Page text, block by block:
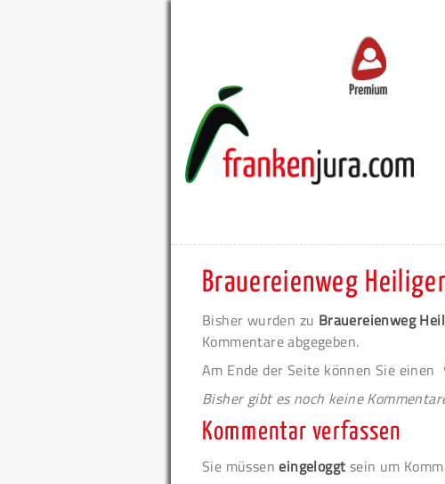
Premium
Brauereienweg
Bisher wurden zu Brauereienweg
Kommentare abgegeben.
Am Ende der Seite können Sie einen
Bisher gibt es noch keine
Kommentar verfassen
Sie müsseneingeloggt sein um